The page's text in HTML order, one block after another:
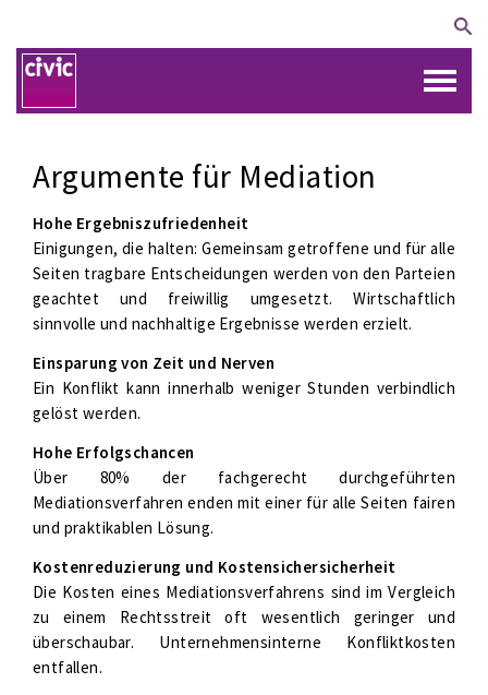
Argumente für Mediation
Hohe Ergebniszufriedenheit
Einigungen, die halten: Gemeinsam getroffene und für alle
Seiten tragbare Entscheidungen werden von den Parteien
geachtet und freiwillig umgesetzt. Wirtschaftlich
sinnvolle und nachhaltige Ergebnisse werden erzielt.
Einsparung von Zeit und Nerven
Ein Konflikt kann innerhalb weniger Stunden verbindlich
gelöst werden.
Hohe Erfolgschancen
Über 80% der fachgerecht durchgeführten
Mediationsverfahren enden mit einer für alle Seiten fairen
und praktikablen Lösung.
Kostenreduzierung und Kostensichersicherheit
Die Kosten eines Mediationsverfahrens sind im Vergleich
zu einem Rechtsstreit oft wesentlich geringer und
überschaubar. Unternehmensinterne Konfliktkosten
entfallen.